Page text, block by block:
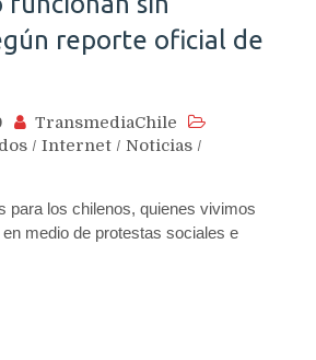
reporte oficial de
TransmediaChile
/ Internet / Noticias /
para los chilenos, quienes vivimos
medio de protestas sociales e